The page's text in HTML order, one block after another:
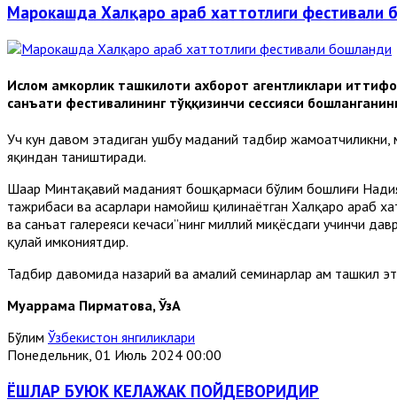
Марокашда Халқаро араб хаттотлиги фестивали
Ислом ҳамкорлик ташкилоти ахборот агентликлари
санъати фестивалининг тўққизинчи сессияси
Уч кун давом этадиган ушбу маданий тадбир жамоатчиликни,
яқиндан таништиради.
Шаҳар Минтақавий маданият бошқармаси бўлим бошлиғи
тажрибаси ва асарлари намойиш қилинаётган Халқаро араб
ва санъат галереяси кечаси”нинг миллий миқёсдаги учинчи
қулай имкониятдир.
Тадбир давомида назарий ва амалий семинарлар ҳам ташкил
Муҳаррама Пирматова, ЎзА
Бўлим Ўзбекистон янгиликлари
Понедельник, 01 Июль 2024 00:00
ЁШЛАР БУЮК КЕЛАЖАК ПОЙДЕВОРИДИР